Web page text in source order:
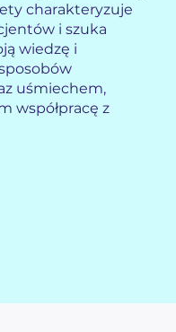
charakteryzuje
i szuka
wiedzę i
uśmiechem,
współpracę z